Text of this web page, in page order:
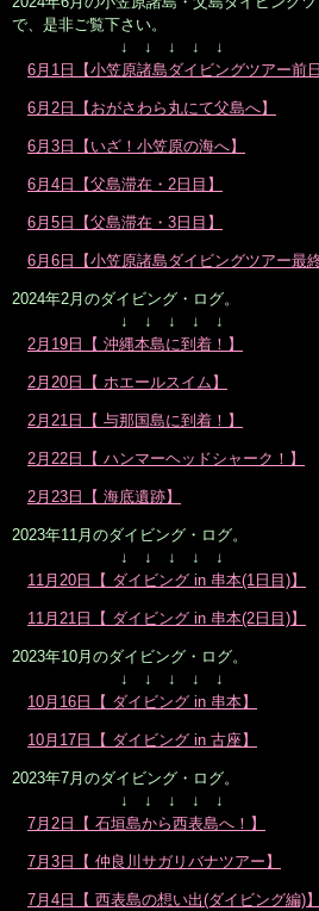
で、是非ご覧下さい。
↓ ↓ ↓ ↓ ↓
6月1日【小笠原諸島ダイビングツアー前日
6月2日【おがさわら丸にて父島へ】
6月3日【いざ！小笠原の海へ】
6月4日【父島滞在・2日目】
6月5日【父島滞在・3日目】
6月6日【小笠原諸島ダイビングツアー最終
2024年2月のダイビング・ログ。
↓ ↓ ↓ ↓ ↓
2月19日【 沖縄本島に到着！】
2月20日【 ホエールスイム】
2月21日【 与那国島に到着！】
2月22日【 ハンマーヘッドシャーク！】
2月23日【 海底遺跡】
2023年11月のダイビング・ログ。
↓ ↓ ↓ ↓ ↓
11月20日【 ダイビング in 串本(1日目)】
11月21日【 ダイビング in 串本(2日目)】
2023年10月のダイビング・ログ。
↓ ↓ ↓ ↓ ↓
10月16日【 ダイビング in 串本】
10月17日【 ダイビング in 古座】
2023年7月のダイビング・ログ。
↓ ↓ ↓ ↓ ↓
7月2日【 石垣島から西表島へ！】
7月3日【 仲良川サガリバナツアー】
7月4日【 西表島の想い出(ダイビング編)】